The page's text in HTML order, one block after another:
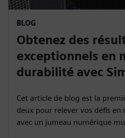
BLOG
Obtenez des
exceptionnels en
durabilité avec
Cet article de blog est la
deux pour relever vos défis
avec un jumeau numérique